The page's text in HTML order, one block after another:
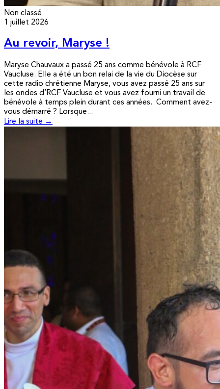
Non classé
1 juillet 2026
Au revoir, Maryse !
Maryse Chauvaux a passé 25 ans comme bénévole à RCF
Vaucluse. Elle a été un bon relai de la vie du Diocèse sur
cette radio chrétienne Maryse, vous avez passé 25 ans sur
les ondes d’RCF Vaucluse et vous avez fourni un travail de
bénévole à temps plein durant ces années. Comment avez-
vous démarré ? Lorsque...
Lire la suite →